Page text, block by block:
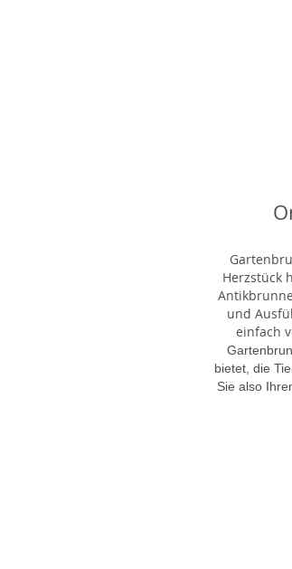
Herzstück
und
einfach
bietet, die
Sie also